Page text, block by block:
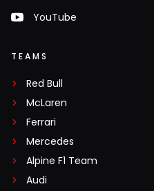
YouTube
TEAMS
Red Bull
McLaren
Ferrari
Mercedes
Alpine F1 Team
Audi